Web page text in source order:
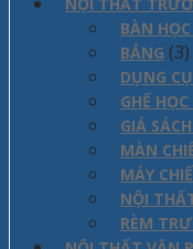
BÀN
BẢNG (3)
DỤNG
GHẾ
GIÁ
MÀN
MÁY
NỘI
RÈM